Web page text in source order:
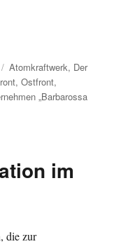
Schlagwörter
Atomkraftwerk, Der
,Ostfront,
„Barbarossa
im
die zur